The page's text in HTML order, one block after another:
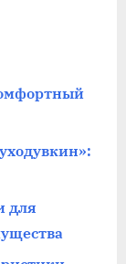
для